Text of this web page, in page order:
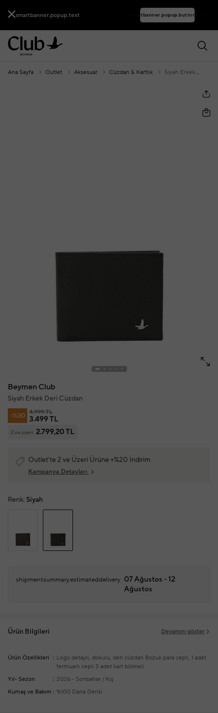
smartbanner.popup.text smartbanner.popup.buttontext
Ana Sayfa Outlet Aksesuar Cüzdan & Kartlık Siyah Erkek Deri Cüzdan
Beymen Club
Siyah Erkek Deri Cüzdan
-%30 4.999 TL
3.499 TL
2 ve üzeri 2.799,20 TL
Outlet'te 2 ve Üzeri Ürüne +%20 İndirim
Kampanya Detayları
Renk: Siyah
shipmentsummary.estimateddelivery 07 Ağustos - 12
Ağustos
Ürün Bilgileri Devamını göster
Ürün Özellikleri Logo detaylı, dokulu, deri cüzdan Bozuk para cepli, 1 adet
fermuarlı cepli 3 adet kart bölmeli
Yıl- Sezon
2026 - Sonbahar / Kış
Kumaş ve Bakım
%100 Dana Derisi